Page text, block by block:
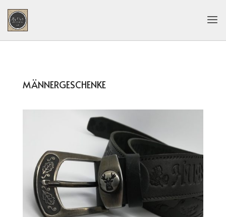
MÄNNERGESCHENKE